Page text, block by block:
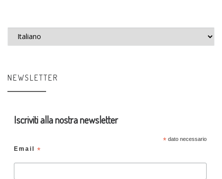
NEWSLETTER
Iscriviti alla nostra newsletter
*dato necessario
Email *